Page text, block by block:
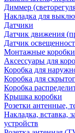
Диммер
Накладка для
Датчики
Датчик движения
Датчик
Монтажные коробки
Аксессуары для
Коробка для
Коробка для
Коробка
Крышка коробки
Розетки антенные,
Накладка, вставка,
устройств